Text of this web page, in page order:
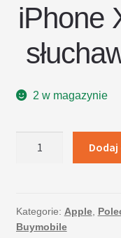
iPhone
2 w magazynie
256GB
Space
Dodaj
Kategorie: Apple,
Buymobile